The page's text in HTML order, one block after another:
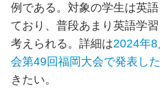
例である。対象の学生は英
ており、普段あまり英語学
考えられる。詳細は2024年8
会第49回福岡大会で発表し
きたい。